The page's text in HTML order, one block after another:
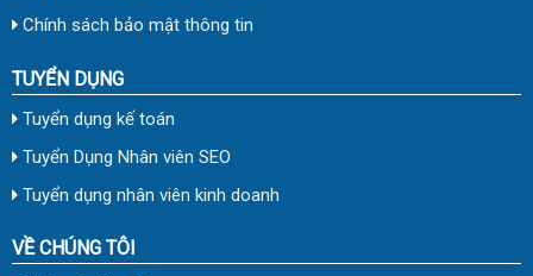
Chính sách bảo mật thông tin
TUYỂN DỤNG
Tuyển dụng kế toán
Tuyển Dụng Nhân viên SEO
Tuyển dụng nhân viên kinh doanh
VỀ CHÚNG TÔI